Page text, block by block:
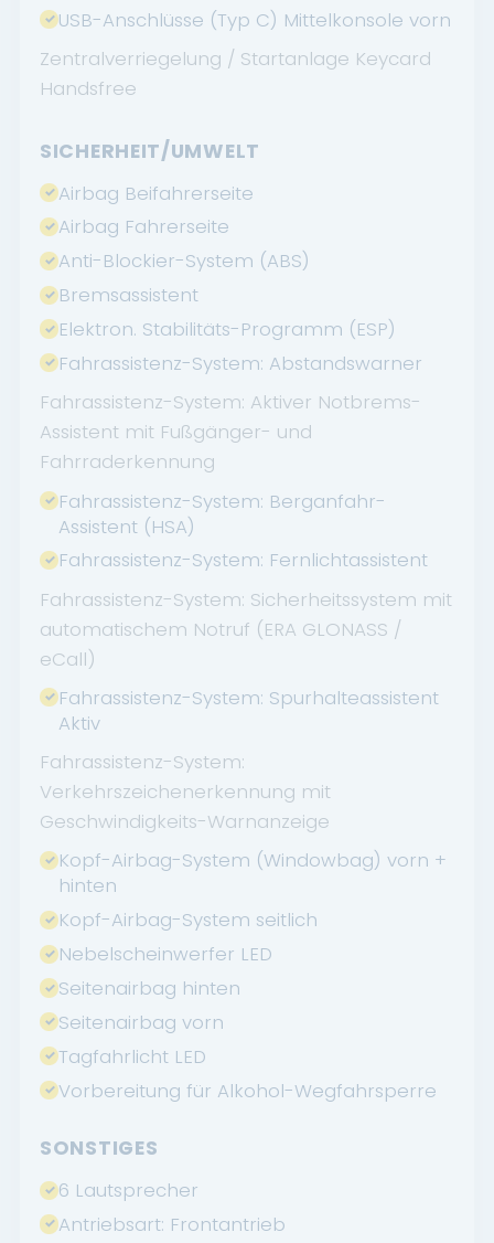
USB-Anschlüsse (Typ C) Mittelkonsole vorn
Zentralverriegelung / Startanlage Keycard
Handsfree
SICHERHEIT/UMWELT
Airbag Beifahrerseite
Airbag Fahrerseite
Anti-Blockier-System (ABS)
Bremsassistent
Elektron. Stabilitäts-Programm (ESP)
Fahrassistenz-System: Abstandswarner
Fahrassistenz-System: Aktiver Notbrems-
Assistent mit Fußgänger- und
Fahrraderkennung
Fahrassistenz-System: Berganfahr-
Assistent (HSA)
Fahrassistenz-System: Fernlichtassistent
Fahrassistenz-System: Sicherheitssystem mit
automatischem Notruf (ERA GLONASS /
eCall)
Fahrassistenz-System: Spurhalteassistent
Aktiv
Fahrassistenz-System:
Verkehrszeichenerkennung mit
Geschwindigkeits-Warnanzeige
Kopf-Airbag-System (Windowbag) vorn +
hinten
Kopf-Airbag-System seitlich
Nebelscheinwerfer LED
Seitenairbag hinten
Seitenairbag vorn
Tagfahrlicht LED
Vorbereitung für Alkohol-Wegfahrsperre
SONSTIGES
6 Lautsprecher
Antriebsart: Frontantrieb